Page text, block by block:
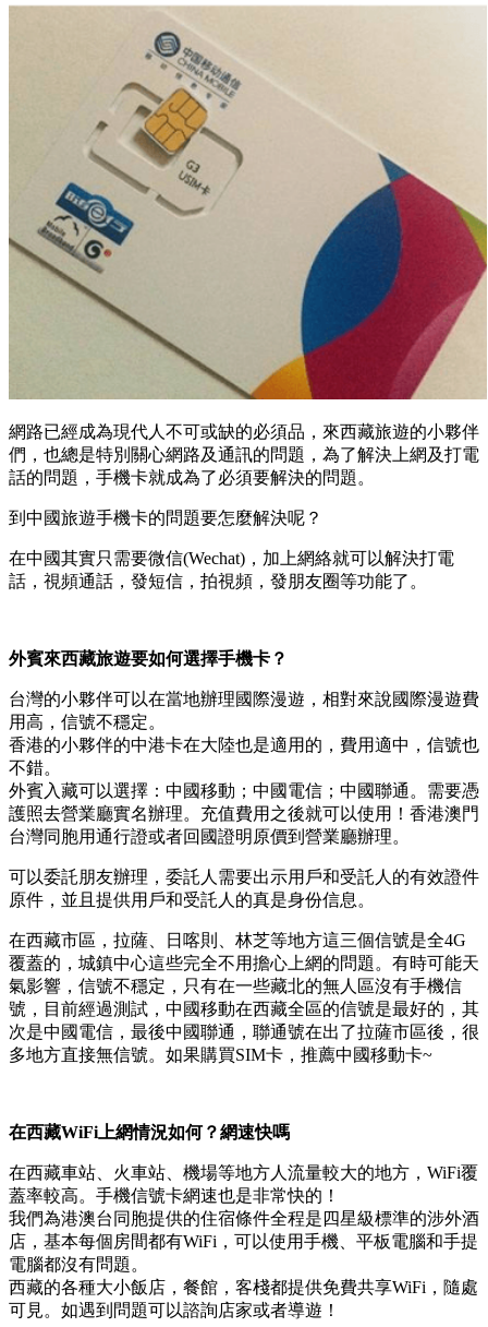
網路已經成為現代人不可或缺的必須品，來西藏旅遊的小夥伴
們，也總是特別關心網路及通訊的問題，為了解決上網及打電
話的問題，手機卡就成為了必須要解決的問題。
到中國旅遊手機卡的問題要怎麼解決呢？
在中國其實只需要微信(Wechat)，加上網絡就可以解決打電
話，視頻通話，發短信，拍視頻，發朋友圈等功能了。
外賓來西藏旅遊要如何選擇手機卡？
台灣的小夥伴可以在當地辦理國際漫遊，相對來說國際漫遊費
用高，信號不穩定。
香港的小夥伴的中港卡在大陸也是適用的，費用適中，信號也
不錯。
外賓入藏可以選擇：中國移動；中國電信；中國聯通。需要憑
護照去營業廳實名辦理。充值費用之後就可以使用！香港澳門
台灣同胞用通行證或者回國證明原價到營業廳辦理。
可以委託朋友辦理，委託人需要出示用戶和受託人的有效證件
原件，並且提供用戶和受託人的真是身份信息。
在西藏市區，拉薩、日喀則、林芝等地方這三個信號是全4G
覆蓋的，城鎮中心這些完全不用擔心上網的問題。有時可能天
氣影響，信號不穩定，只有在一些藏北的無人區沒有手機信
號，目前經過測試，中國移動在西藏全區的信號是最好的，其
次是中國電信，最後中國聯通，聯通號在出了拉薩市區後，很
多地方直接無信號。如果購買SIM卡，推薦中國移動卡~
在西藏WiFi上網情況如何？網速快嗎
在西藏車站、火車站、機場等地方人流量較大的地方，WiFi覆
蓋率較高。手機信號卡網速也是非常快的！
我們為港澳台同胞提供的住宿條件全程是四星級標準的涉外酒
店，基本每個房間都有WiFi，可以使用手機、平板電腦和手提
電腦都沒有問題。
西藏的各種大小飯店，餐館，客棧都提供免費共享WiFi，隨處
可見。如遇到問題可以諮詢店家或者導遊！